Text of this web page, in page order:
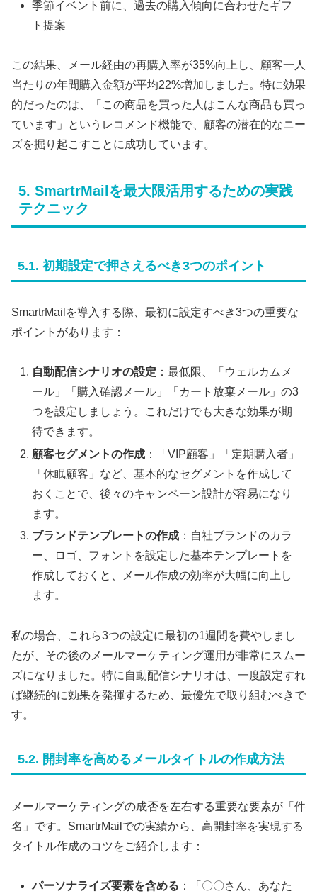
季節イベント前に、過去の購入傾向に合わせたギフ
ト提案
この結果、メール経由の再購入率が35%向上し、顧客一人
当たりの年間購入金額が平均22%増加しました。特に効果
的だったのは、「この商品を買った人はこんな商品も買っ
ています」というレコメンド機能で、顧客の潜在的なニー
ズを掘り起こすことに成功しています。
5. SmartrMailを最大限活用するための実践
テクニック
5.1. 初期設定で押さえるべき3つのポイント
SmartrMailを導入する際、最初に設定すべき3つの重要な
ポイントがあります：
自動配信シナリオの設定 ：最低限、「ウェルカムメ
ール」「購入確認メール」「カート放棄メール」の3
つを設定しましょう。これだけでも大きな効果が期
待できます。
顧客セグメントの作成 ：「VIP顧客」「定期購入者」
「休眠顧客」など、基本的なセグメントを作成して
おくことで、後々のキャンペーン設計が容易になり
ます。
ブランドテンプレートの作成 ：自社ブランドのカラ
ー、ロゴ、フォントを設定した基本テンプレートを
作成しておくと、メール作成の効率が大幅に向上し
ます。
私の場合、これら3つの設定に最初の1週間を費やしまし
たが、その後のメールマーケティング運用が非常にスムー
ズになりました。特に自動配信シナリオは、一度設定すれ
ば継続的に効果を発揮するため、最優先で取り組むべきで
す。
5.2. 開封率を高めるメールタイトルの作成方法
メールマーケティングの成否を左右する重要な要素が「件
名」です。SmartrMailでの実績から、高開封率を実現する
タイトル作成のコツをご紹介します：
パーソナライズ要素を含める ：「〇〇さん、あなた